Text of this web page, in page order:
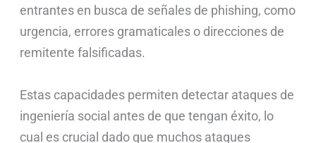
entrantes en busca de señales de phishing, como
urgencia, errores gramaticales o direcciones de
remitente falsificadas.
Estas capacidades permiten detectar ataques de
ingeniería social antes de que tengan éxito, lo
cual es crucial dado que muchos ataques